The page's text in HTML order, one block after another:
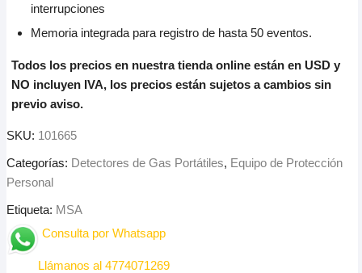
interrupciones
Memoria integrada para registro de hasta 50 eventos.
Todos los precios en nuestra tienda online están en USD y
NO incluyen IVA, los precios están sujetos a cambios sin
previo aviso.
SKU: 101665
Categorías: Detectores de Gas Portátiles, Equipo de Protección
Personal
Etiqueta: MSA
Consulta por Whatsapp
Llámanos al 4774071269